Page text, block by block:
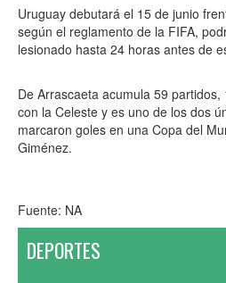
Uruguay debutará el 15 de junio
según el reglamento de la FIFA,
lesionado hasta 24 horas antes de
De Arrascaeta acumula 59
con la Celeste y es uno de los dos
marcaron goles en una Copa del
Giménez.
Fuente: NA
DEPORTES